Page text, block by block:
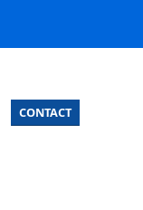
CONTACT